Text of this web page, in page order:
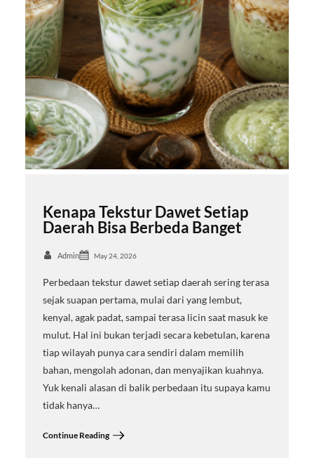
Kenapa Tekstur Dawet Setiap
Daerah Bisa Berbeda Banget
Admin May 24, 2026
Perbedaan tekstur dawet setiap daerah sering terasa
sejak suapan pertama, mulai dari yang lembut,
kenyal, agak padat, sampai terasa licin saat masuk ke
mulut. Hal ini bukan terjadi secara kebetulan, karena
tiap wilayah punya cara sendiri dalam memilih
bahan, mengolah adonan, dan menyajikan kuahnya.
Yuk kenali alasan di balik perbedaan itu supaya kamu
tidak hanya…
Continue Reading